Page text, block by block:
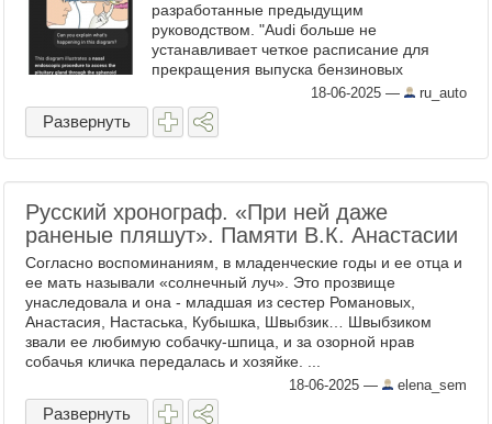
разработанные предыдущим
руководством. "Audi больше не
устанавливает четкое расписание для
прекращения выпуска бензиновых
автомобилей и приостанавливает планы
по полной электрификации. Нихуя себе
новости. А как ...
18-06-2025 — ru_auto
Развернуть
Русский хронограф. «При ней даже
раненые пляшут». Памяти В.К. Анастасии
Согласно воспоминаниям, в младенческие годы и ее отца и
ее мать называли «солнечный луч». Это прозвище
унаследовала и она - младшая из сестер Романовых,
Анастасия, Настаська, Кубышка, Швыбзик… Швыбзиком
звали ее любимую собачку-шпица, и за озорной нрав
собачья кличка передалась и хозяйке. ...
18-06-2025 — elena_sem
Развернуть